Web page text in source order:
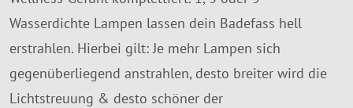
Wasserdichte Lampen lassen dein Badefass hell
erstrahlen. Hierbei gilt: Je mehr Lampen sich
gegenüberliegend anstrahlen, desto breiter wird die
Lichtstreuung & desto schöner der